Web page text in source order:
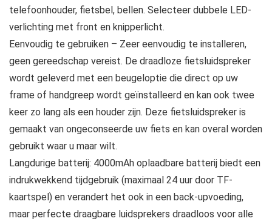
telefoonhouder, fietsbel, bellen. Selecteer dubbele LED-
verlichting met front en knipperlicht.
Eenvoudig te gebruiken – Zeer eenvoudig te installeren,
geen gereedschap vereist. De draadloze fietsluidspreker
wordt geleverd met een beugeloptie die direct op uw
frame of handgreep wordt geïnstalleerd en kan ook twee
keer zo lang als een houder zijn. Deze fietsluidspreker is
gemaakt van ongeconseerde uw fiets en kan overal worden
gebruikt waar u maar wilt.
Langdurige batterij: 4000mAh oplaadbare batterij biedt een
indrukwekkend tijdgebruik (maximaal 24 uur door TF-
kaartspel) en verandert het ook in een back-upvoeding,
maar perfecte draagbare luidsprekers draadloos voor alle